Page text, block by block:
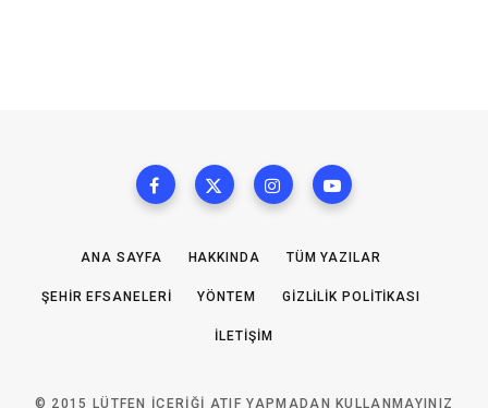
ANA SAYFA HAKKINDA TÜM YAZILAR
ŞEHIR EFSANELERI YÖNTEM GIZLILIK POLITIKASI
İLETIŞIM
© 2015 LÜTFEN IÇERIĞI ATIF YAPMADAN KULLANMAYINIZ